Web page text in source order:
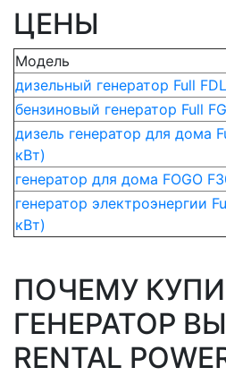
ЦЕНЫ
Модель
дизельный генератор Full
бензиновый генератор Full
дизель генератор для дома
кВт)
генератор для дома FOGO
генератор электроэнергии
кВт)
ПОЧЕМУ
ГЕНЕРАТОР
RENTAL